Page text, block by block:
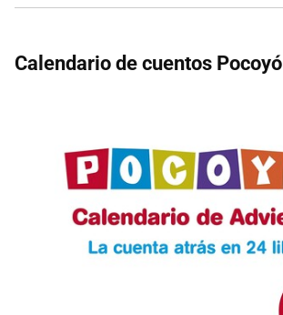
Calendario de cuentos Pocoyó